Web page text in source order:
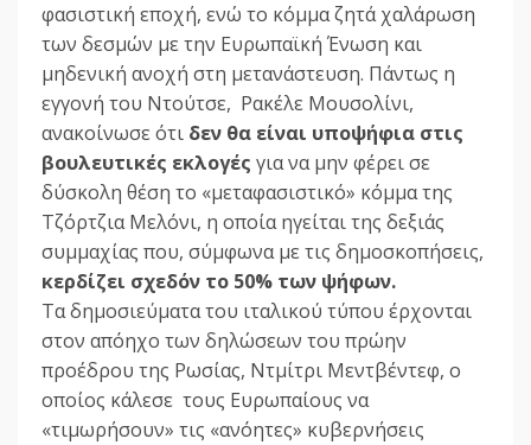
φασιστική εποχή, ενώ το κόμμα ζητά χαλάρωση
των δεσμών με την Ευρωπαϊκή Ένωση και
μηδενική ανοχή στη μετανάστευση. Πάντως η
εγγονή του Ντούτσε, Ρακέλε Μουσολίνι,
ανακοίνωσε ότι δεν θα είναι υποψήφια στις
βουλευτικές εκλογές για να μην φέρει σε
δύσκολη θέση το «μεταφασιστικό» κόμμα της
Τζόρτζια Μελόνι, η οποία ηγείται της δεξιάς
συμμαχίας που, σύμφωνα με τις δημοσκοπήσεις,
κερδίζει σχεδόν το 50% των ψήφων.
Τα δημοσιεύματα του ιταλικού τύπου έρχονται
στον απόηχο των δηλώσεων του πρώην
προέδρου της Ρωσίας, Ντμίτρι Μεντβέντεφ, ο
οποίος κάλεσε τους Ευρωπαίους να
«τιμωρήσουν» τις «ανόητες» κυβερνήσεις